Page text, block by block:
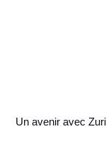
Un avenir avec